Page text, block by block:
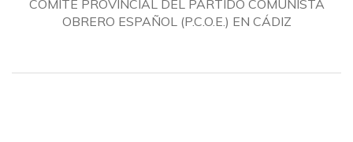
COMITÉ PROVINCIAL DEL PARTIDO COMUNISTA
OBRERO ESPAÑOL (P.C.O.E.) EN CÁDIZ